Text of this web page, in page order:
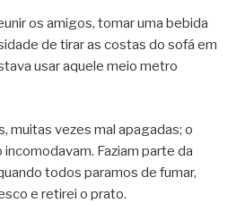
os amigos, tomar uma bebida
de tirar as costas do sofá em
usar aquele meio metro
muitas vezes mal apagadas; o
Faziam parte da
todos paramos de fumar,
e retirei o prato.